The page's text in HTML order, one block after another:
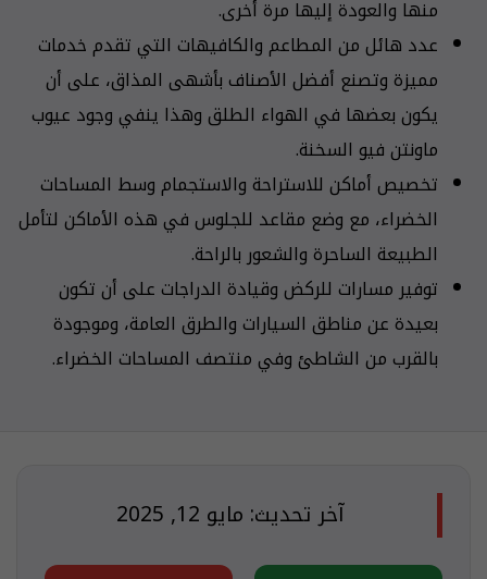
منها والعودة إليها مرة أخرى.
عدد هائل من المطاعم والكافيهات التي تقدم خدمات
مميزة وتصنع أفضل الأصناف بأشهى المذاق، على أن
يكون بعضها في الهواء الطلق وهذا ينفي وجود عيوب
ماونتن فيو السخنة.
تخصيص أماكن للاستراحة والاستجمام وسط المساحات
الخضراء، مع وضع مقاعد للجلوس في هذه الأماكن لتأمل
الطبيعة الساحرة والشعور بالراحة.
توفير مسارات للركض وقيادة الدراجات على أن تكون
بعيدة عن مناطق السيارات والطرق العامة، وموجودة
بالقرب من الشاطئ وفي منتصف المساحات الخضراء.
آخر تحديث: مايو 12, 2025